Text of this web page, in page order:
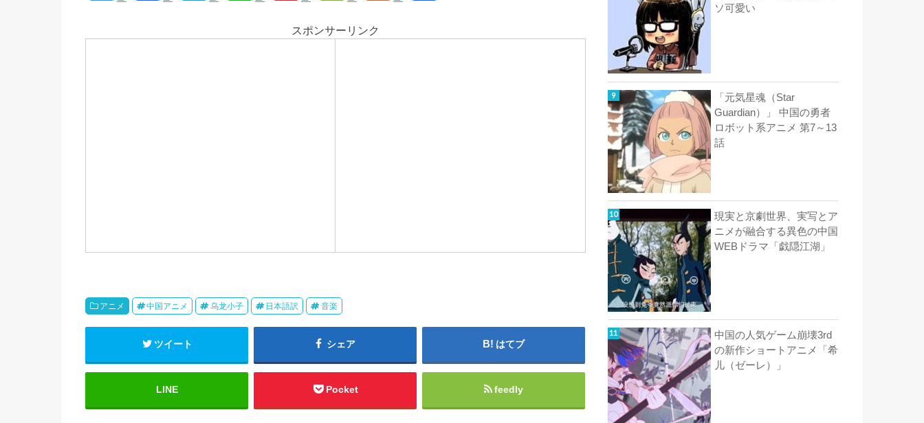
i c t n n C u
スポンサーリンク
アニメ 中国アニメ 乌龙小子 日本語訳 音楽
ツイート シェア はてブ
LINE Pocket feedly
ソ可愛い
「元気星魂（Star
Guardian）」 中国の勇者
ロボット系アニメ 第7～13
話
現実と京劇世界、実写とア
ニメが融合する異色の中国
WEBドラマ「戯隠江湖」
中国の人気ゲーム崩壊3rd
の新作ショートアニメ「希
儿（ゼーレ）」